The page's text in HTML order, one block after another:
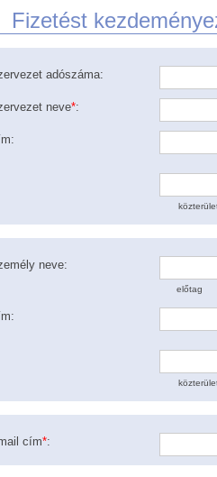
Fizetést
adószáma:
neve*:
:
neve:
előtag
:
cím*: